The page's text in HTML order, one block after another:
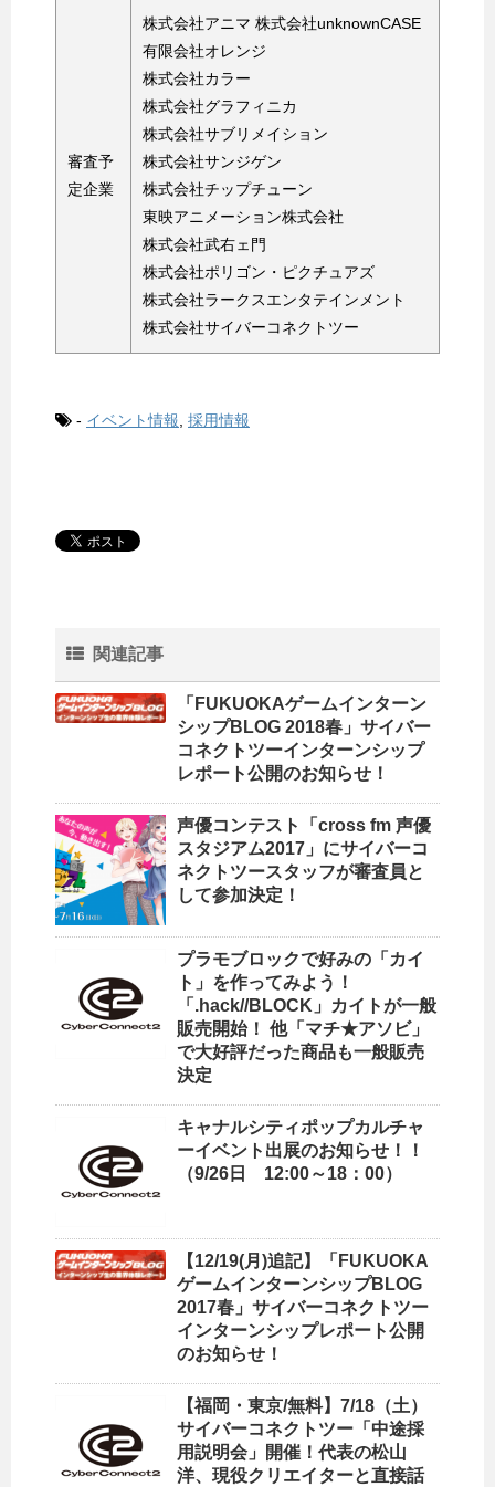
審査予
定企業
株式会社アニマ 株式会社unknownCASE
有限会社オレンジ
株式会社カラー
株式会社グラフィニカ
株式会社サブリメイション
株式会社サンジゲン
株式会社チップチューン
東映アニメーション株式会社
株式会社武右ェ門
株式会社ポリゴン・ピクチュアズ
株式会社ラークスエンタテインメント
株式会社サイバーコネクトツー
- イベント情報, 採用情報
関連記事
「FUKUOKAゲームインターン
シップBLOG 2018春」サイバー
コネクトツーインターンシップ
レポート公開のお知らせ！
声優コンテスト「cross fm 声優
スタジアム2017」にサイバーコ
ネクトツースタッフが審査員と
して参加決定！
プラモブロックで好みの「カイ
ト」を作ってみよう！
「.hack//BLOCK」カイトが一般
販売開始！ 他「マチ★アソビ」
で大好評だった商品も一般販売
決定
キャナルシティポップカルチャ
ーイベント出展のお知らせ！！
（9/26日 12:00～18：00）
【12/19(月)追記】「FUKUOKA
ゲームインターンシップBLOG
2017春」サイバーコネクトツー
インターンシップレポート公開
のお知らせ！
【福岡・東京/無料】7/18（土）
サイバーコネクトツー「中途採
用説明会」開催！代表の松山
洋、現役クリエイターと直接話